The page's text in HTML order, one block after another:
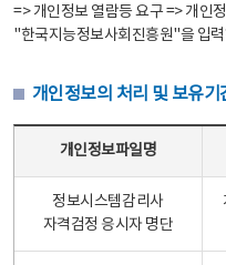
=> 개인정보 열람등 요구 => 개인
"한국지능정보사회진흥원"을 입
개인정보의 처리 및 보유기
개인정보파일명
정보시스템감리사
자격검정 응시자 명단